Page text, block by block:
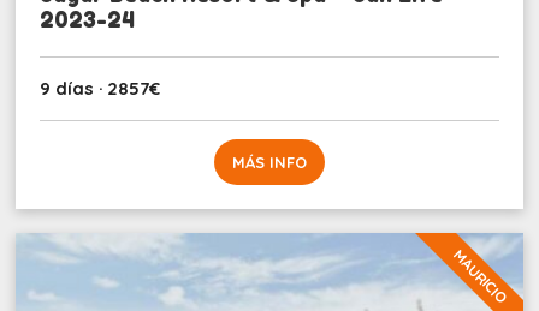
2023-24
9 días · 2857€
MÁS INFO
MAURICIO